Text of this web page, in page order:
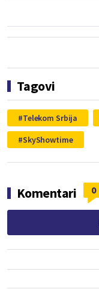
Tagovi
Telekom Srbija
SkyShowtime
Komentari 0